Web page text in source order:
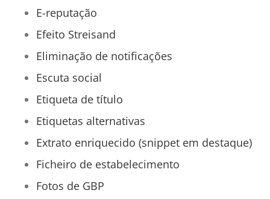
E-reputação
Efeito Streisand
Eliminação de notificações
Escuta social
Etiqueta de título
Etiquetas alternativas
Extrato enriquecido (snippet em destaque)
Ficheiro de estabelecimento
Fotos de GBP